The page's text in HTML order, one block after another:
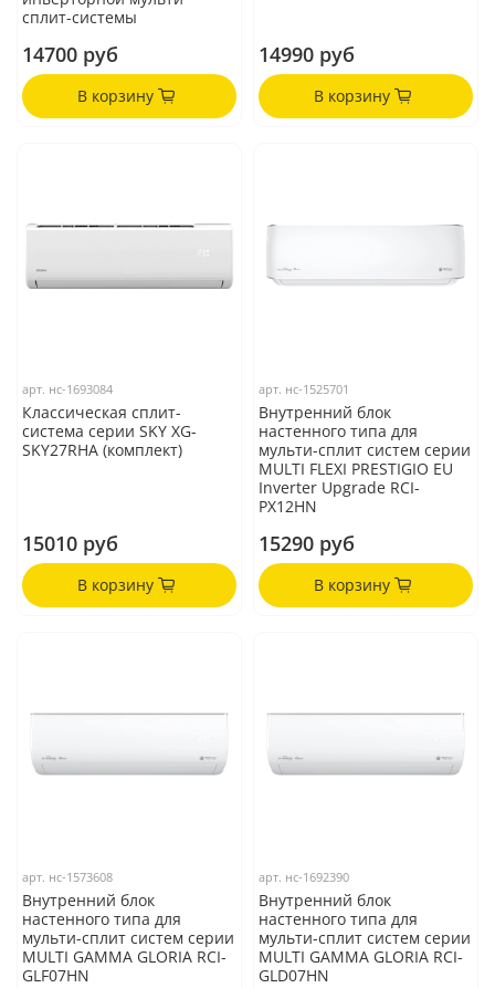
сплит-системы
14700 руб
В корзину
14990 руб
В корзину
арт. нс-1693084
Классическая сплит-
система серии SKY XG-
SKY27RHA (комплект)
15010 руб
В корзину
арт. нс-1525701
Внутренний блок
настенного типа для
мульти-сплит систем серии
MULTI FLEXI PRESTIGIO EU
Inverter Upgrade RCI-
PX12HN
15290 руб
В корзину
арт. нс-1573608
Внутренний блок
настенного типа для
мульти-сплит систем серии
MULTI GAMMA GLORIA RCI-
GLF07HN
арт. нс-1692390
Внутренний блок
настенного типа для
мульти-сплит систем серии
MULTI GAMMA GLORIA RCI-
GLD07HN